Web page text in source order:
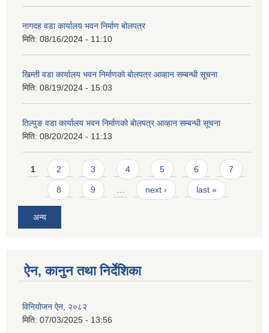
नागदह वडा कार्यालय भवन निर्माण बोलपत्र
मिति: 08/16/2024 - 11:10
खिम्ती वडा कार्यालय भवन निर्माणको बोलपत्र आव्हान सम्बन्धी सूचना
मिति: 08/19/2024 - 15:03
तिल्पुङ वडा कार्यालय भवन निर्माणको बोलपत्र आव्हान सम्बन्धी सूचना
मिति: 08/20/2024 - 11:13
Pages
1 2 3 4 5 6 7
8 9 next › last »
अन्य
ऐन, कानुन तथा निर्देशिका
विनियोजन ऐन, २०८२
मिति: 07/03/2025 - 13:56